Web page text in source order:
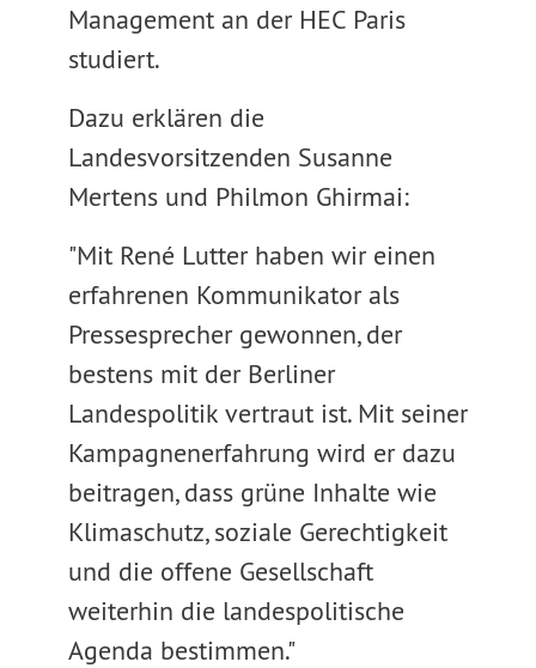
Management an der HEC Paris
studiert.
Dazu erklären die
Landesvorsitzenden Susanne
Mertens und Philmon Ghirmai:
"Mit René Lutter haben wir einen
erfahrenen Kommunikator als
Pressesprecher gewonnen, der
bestens mit der Berliner
Landespolitik vertraut ist. Mit seiner
Kampagnenerfahrung wird er dazu
beitragen, dass grüne Inhalte wie
Klimaschutz, soziale Gerechtigkeit
und die offene Gesellschaft
weiterhin die landespolitische
Agenda bestimmen."